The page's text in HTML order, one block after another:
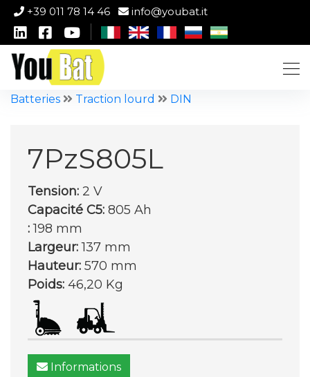
+39 011 78 14 46 info@youbat.it
Batteries Traction lourd DIN
7PzS805L
Tension: 2 V
Capacité C5: 805 Ah
:198 mm
Largeur:137 mm
Hauteur: 570 mm
Poids: 46,20 Kg
Informations